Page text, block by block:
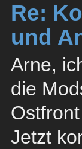
Re:
und
Arne,
die
Jetzt